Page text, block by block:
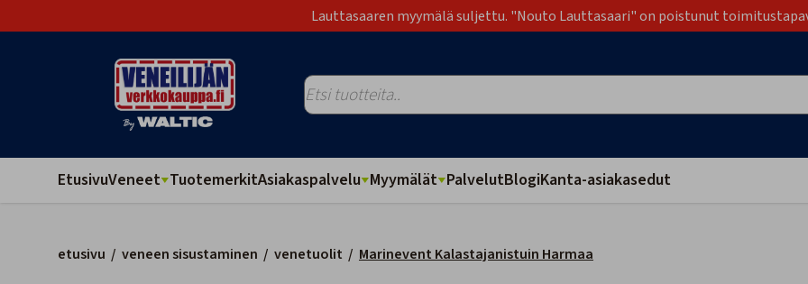
Lauttasaaren myymälä suljettu. "Nouto Lauttasaari" on poistunut
EtusivuVeneet TuotemerkitAsiakaspalvelu Myymälät PalvelutBlogiKanta-asiakasedut
etusivu / veneen sisustaminen / venetuolit / Marinevent Kalastajanistuin Harmaa